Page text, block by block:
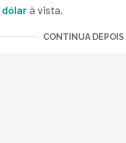
dólarà vista.
CONTINUA